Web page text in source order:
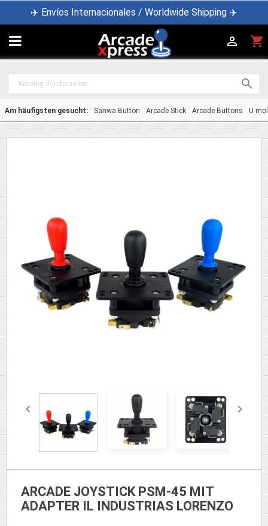
✈️ Envíos Internacionales / Worldwide Shipping ✈️
 shopping_cart


Am häufigsten gesucht: Sanwa Button Arcade Stick Arcade Buttons U
 
ARCADE JOYSTICK PSM-45 MIT
ADAPTER IL INDUSTRIAS LORENZO